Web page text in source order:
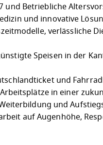
und Betriebliche
und innovative
verlässliche
Speisen in der
und
in einer
und
auf Augenhöhe,